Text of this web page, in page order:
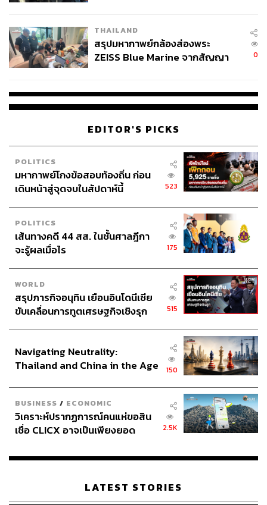
THAILAND
สรุปมหากาพย์กล้องส่องพระ
ZEISS Blue Marine จากสัญญา
จ่ายหนี้-แอบระบุแบรนด์
0
EDITOR'S PICKS
POLITICS
มหากาพย์โกงข้อสอบท้องถิ่น ก่อน
เดินหน้าสู่จุดจบในสัปดาห์นี้
523
POLITICS
เส้นทางคดี 44 สส. ในชั้นศาลฎีกา
จะรู้ผลเมื่อไร
175
WORLD
สรุปภารกิจอนุทิน เยือนอินโดนีเซีย
ขับเคลื่อนการทูตเศรษฐกิจเชิงรุก
515
Navigating Neutrality:
Thailand and China in the Age
150
BUSINESS / ECONOMIC
วิเคราะห์ปรากฏการณ์คนแห่ขอสิน
เชื่อ CLICX อาจเป็นเพียงยอด
เรือนไทยที่ถูกซุกไว้
2.5K
LATEST STORIES